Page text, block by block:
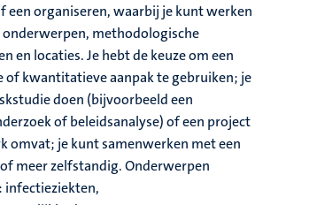
een organiseren, waarbij je kunt werken
onderwerpen, methodologische
en locaties. Je hebt de keuze om een
of kwantitatieve aanpak te gebruiken; je
doen (bijvoorbeeld een
of beleidsanalyse) of een project
omvat; je kunt samenwerken met een
meer zelfstandig. Onderwerpen
infectieziekten,